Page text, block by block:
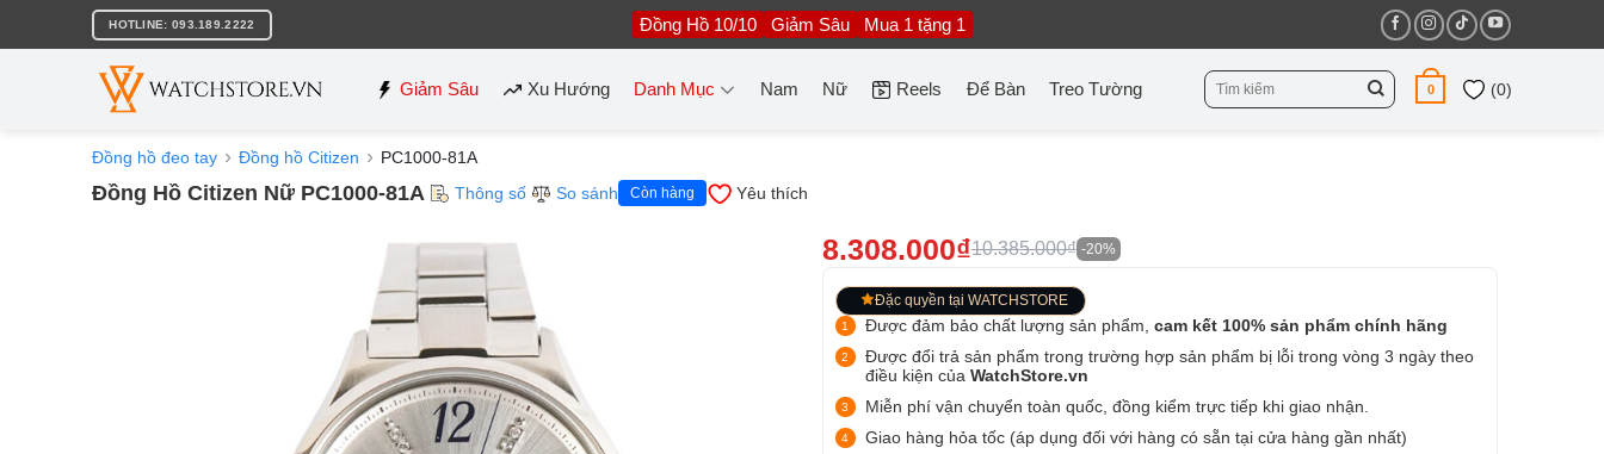
nội
HOTLINE: 093.189.2222 Đồng Hồ 10/10 Giảm Sâu Mua 1 tặng 1
Giảm Sâu Xu Hướng Danh Mục Nam Nữ Reels Để Bàn Treo Tường
Tìm
kiếm:
0 (0)
Đồng hồ đeo tay Đồng hồ Citizen PC1000-81A
Đồng Hồ Citizen Nữ PC1000-81A Thông số So sánh Còn hàng Yêu thích
8.308.000₫10.385.000₫ -20%
Đặc quyền tại WATCHSTORE
Được đảm bảo chất lượng sản phẩm, cam kết 100% sản phẩm chính hãng
Được đổi trả sản phẩm trong trường hợp sản phẩm bị lỗi trong vòng 3 ngày theo
điều kiện của WatchStore.vn
Miễn phí vận chuyển toàn quốc, đồng kiểm trực tiếp khi giao nhận.
Giao hàng hỏa tốc (áp dụng đối với hàng có sẵn tại cửa hàng gần nhất)